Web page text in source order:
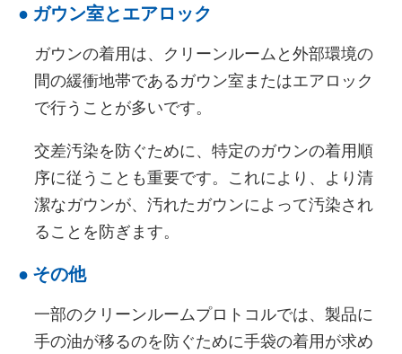
● ガウン室とエアロック
ガウンの着用は、クリーンルームと外部環境の
間の緩衝地帯であるガウン室またはエアロック
で行うことが多いです。
交差汚染を防ぐために、特定のガウンの着用順
序に従うことも重要です。これにより、より清
潔なガウンが、汚れたガウンによって汚染され
ることを防ぎます。
● その他
一部のクリーンルームプロトコルでは、製品に
手の油が移るのを防ぐために手袋の着用が求め